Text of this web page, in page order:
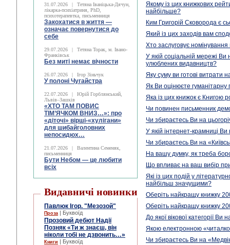
31.07.2026 |
Тетяна Іваніцька-Дячун,
лікарка-психіатриня, PhD,
психотерапевтка, письменниця
Закохатися в життя —
означає повернутися до
себе
29.07.2026 |
Тетяна Торак, м. Івано-
Франківськ
Без миті немає вічности
26.07.2026 | Ігор Зіньчук
У полоні Чугайстра
22.07.2026 |
Юрій Горблянський,
Львів–Зашків
«ХТО ТАМ ПОВИС
ТІМ’ЯЧКОМ ВНИЗ…»: про
«діточі» вірші-«хулігани»
для шибайголовних
непосидюх…
21.07.2026 |
Валентина Семеняк,
письменниця
Бути Небом ― це любити
всіх
Видавничі новинки
Павлюк Ігор. "Мезозой"
Проза | Буквоїд
Прозовий дебют Надії
Позняк «Ти ж знаєш, він
ніколи тобі не дзвонить…»
Книги | Буквоїд
Якому із цих книжкових
найбільше?
Ким Григорій Сковорода є
Який із цих заходів вам
Хто заслуговує
У якій соціальній мережі
улюблених видавництв?
Яку суму ви готові витрати
Як Ви оцінюєте гуманітарну
Яка із цих книжок є Книгою
Чи повинен письменник
Чи збираєтесь Ви на
У якій інтернет-крамниці
Чи збираєтесь Ви на
На вашу думку, як треба
Що впливає на ваш вибір при
Які із цих подій у
найбільш значущими?
Оберіть найкращу книжку
Оберіть найкращу книжку
До якої вікової категорії Ви
Якою електронною
Чи збираєтесь Ви на